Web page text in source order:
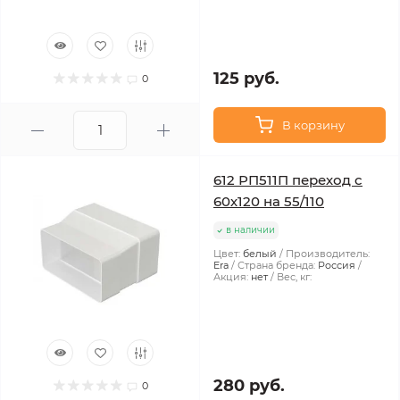
0 125 руб.
В корзину
0
612 РП511П переход с
60х120 на 55/110
в наличии
Цвет: белый
Производитель:
Era
Страна бренда: Россия
Акция: нет Вес, кг:
280 руб.